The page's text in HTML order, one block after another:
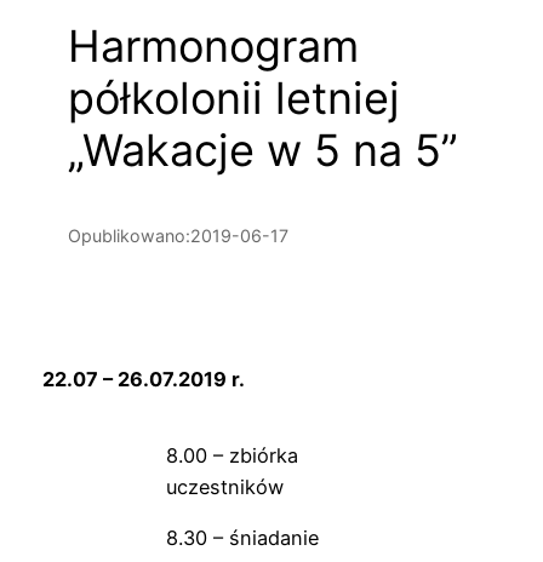
Harmonogram
półkolonii letniej
„Wakacje w 5 na 5”
Opublikowano:2019-06-17
22.07 – 26.07.2019 r.
8.00 – zbiórka
uczestników
8.30 – śniadanie